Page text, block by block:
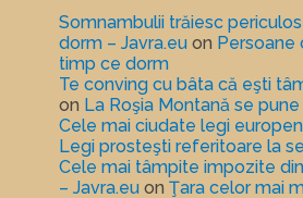
Somnambulii trăiesc
dorm – Javra.euon Persoane
timp ce dorm
Te conving cu bâta că eşti
on La Roşia Montană se
Cele mai ciudate legi
Legi prosteşti referitoare la
Cele mai tâmpite impozite
– Javra.euon Ţara celor mai